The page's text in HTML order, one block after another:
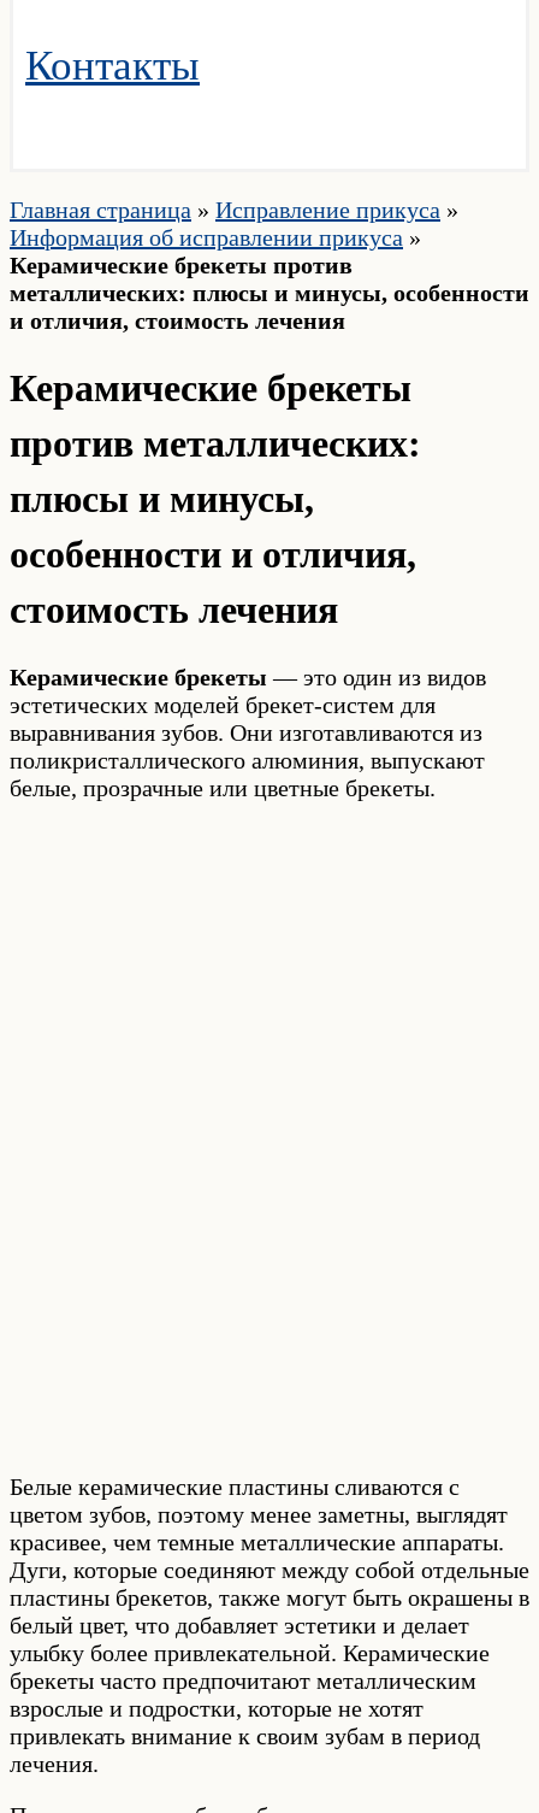
Контакты
Главная страница » Исправление прикуса »
Информация об исправлении прикуса »
Керамические брекеты против
металлических: плюсы и минусы, особенности
и отличия, стоимость лечения
Керамические брекеты
против металлических:
плюсы и минусы,
особенности и отличия,
стоимость лечения
Керамические брекеты — это один из видов
эстетических моделей брекет-систем для
выравнивания зубов. Они изготавливаются из
поликристаллического алюминия, выпускают
белые, прозрачные или цветные брекеты.
Белые керамические пластины сливаются с
цветом зубов, поэтому менее заметны, выглядят
красивее, чем темные металлические аппараты.
Дуги, которые соединяют между собой отдельные
пластины брекетов, также могут быть окрашены в
белый цвет, что добавляет эстетики и делает
улыбку более привлекательной. Керамические
брекеты часто предпочитают металлическим
взрослые и подростки, которые не хотят
привлекать внимание к своим зубам в период
лечения.